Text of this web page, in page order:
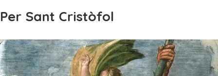
Per Sant Cristòfol